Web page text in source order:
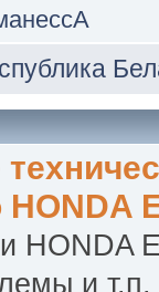
HONDA
и т.п.